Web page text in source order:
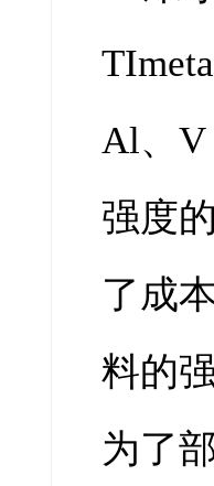
Al、V
强度
了成
料的
为了